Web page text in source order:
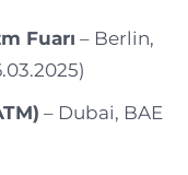
Fuarı – Berlin,
– Dubai, BAE